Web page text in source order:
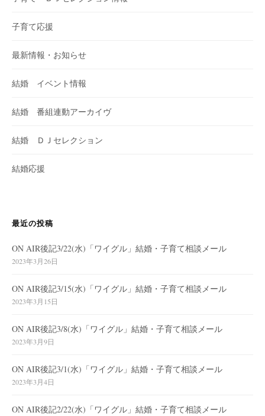
子育て応援
最新情報・お知らせ
結婚 イベント情報
結婚 番組連動アーカイヴ
結婚 ＤＪセレクション
結婚応援
最近の投稿
ON AIR後記3/22(水)「ワイグル」結婚・子育て相談メール
2023年3月26日
ON AIR後記3/15(水)「ワイグル」結婚・子育て相談メール
2023年3月15日
ON AIR後記3/8(水)「ワイグル」結婚・子育て相談メール
2023年3月9日
ON AIR後記3/1(水)「ワイグル」結婚・子育て相談メール
2023年3月4日
ON AIR後記2/22(水)「ワイグル」結婚・子育て相談メール